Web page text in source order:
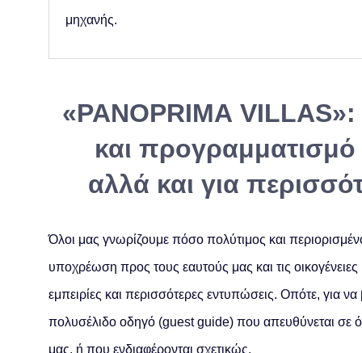
μηχανής.
«PANOPRIMA VILLAS»:
και
αλλά και για
Όλοι μας γνωρίζουμε πόσο πολύτιμος και
υποχρέωση προς τους εαυτούς μας και τις
εμπειρίες και περισσότερες εντυπώσεις. Οπότε, για
πολυσέλιδο οδηγό (guest guide) που απευθύνεται σε
μας, ή που ενδιαφέρονται σχετικώς.